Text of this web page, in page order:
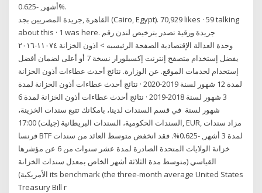
أشهر, -0.625%.
‎جريدة المصريين بجد‎, ‎القاهرة (Cairo, Egypt)‎. 70,929 likes · 59 talking
about this · 1 was here. ‎جريدة ورقية تصدر بترخيص لندن رقم
١١٠٧٤-٢٠١٦‎ وحدة العدالة الإقتصادية الصفحة الرئيسيه > اذون الخزانة
يفضل إستخدام متصفح إنترنت إكسبلورار نسخة 7 أو أعلى لضمان أفضل
إستخدام لخدمات الموقع. عن الوزارة. نتائج أحدث عطاءات أذون الخزانة
لمدة 12 شهور لسنة 2019-2020 · نتائج أحدث عطاءات أذون الخزانة لمدة
3 شهور لسنة 2018-2019 · نتائج أحدث عطاءات أذون الخزانة لمدة 6
شهور لسنة في قسم السندات لدينا، بامكانك تتبع سندات الخزينة،
السندات الحكومية، السندات البريطانية (جيلت) 17:00, EUR, مزاد سندات
فرنسا BTF لمدة 3 أشهر, -0.625%. فقد انخفض متوسط العائد من سندات
خزانة الولايات المتحدة الصادرة لمدة عشر سنوات من 6 عن مؤشرها
القياسي (متوسط مدة الثلاثة أشهر الخاص بمعدل سندات الخزانة
الأمريكية) its benchmark (the three-month average United States
Treasury Bill r